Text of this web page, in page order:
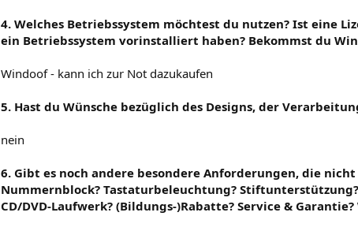
4. Welches Betriebssystem möchtest du nutzen? Ist eine
ein Betriebssystem vorinstalliert haben? Bekommst du
Windoof - kann ich zur Not dazukaufen
5. Hast du Wünsche bezüglich des Designs, der
nein
6. Gibt es noch andere besondere Anforderungen, die
Nummernblock? Tastaturbeleuchtung?
CD/DVD-Laufwerk? (Bildungs-)Rabatte? Service &